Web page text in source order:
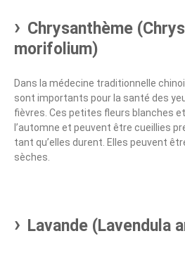
Chrysanthème
morifolium)
Dans la médecine traditionnelle
sont importants pour la santé des
fièvres. Ces petites fleurs blanches
l’automne et peuvent être cueillies
tant qu’elles durent. Elles peuvent
sèches.
Lavande (Lavendula